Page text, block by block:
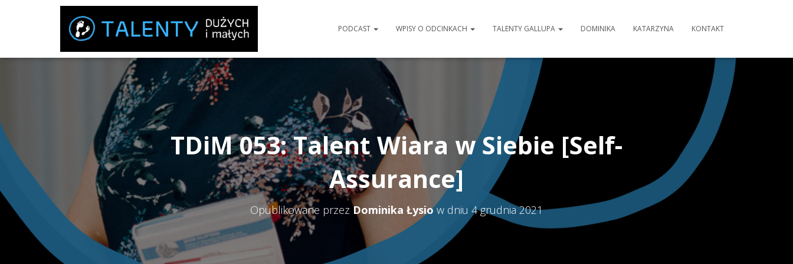
PODCAST WPISY O ODCINKACH TALENTY GALLUPA DOMINIKA KATARZYNA KONTAKT
TDiM 053: Talent Wiara w Siebie [Self-
Assurance]
Opublikowane przezDominika Łysiow dniu 4 grudnia 2021